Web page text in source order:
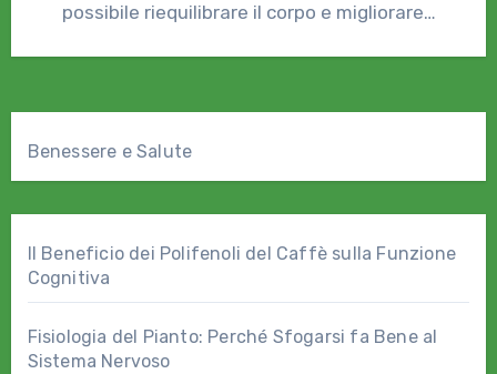
possibile riequilibrare il corpo e migliorare…
Benessere e Salute
Il Beneficio dei Polifenoli del Caffè sulla Funzione
Cognitiva
Fisiologia del Pianto: Perché Sfogarsi fa Bene al
Sistema Nervoso